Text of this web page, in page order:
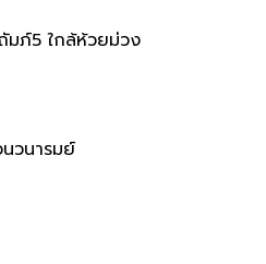
อยสุขาอุปถัมภ์5
มภ์5 ใกล้ห้วยม่วง
วนารมย์